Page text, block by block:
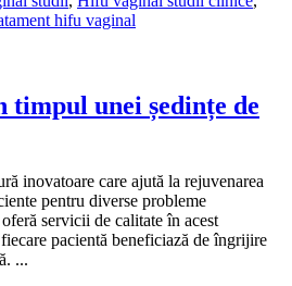
hifu vaginal
timpul unei ședințe de
inovatoare care ajută la rejuvenarea
pentru diverse probleme
servicii de calitate în acest
pacientă beneficiază de îngrijire
...